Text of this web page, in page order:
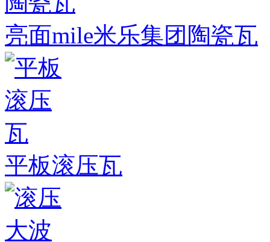
亮面mile米乐集团陶瓷瓦
平板滚压瓦